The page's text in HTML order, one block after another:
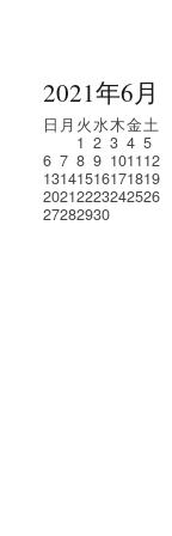
2021年6月
日 月 火水木金土
1 2 3 4 5
6 7 8 9 101112
13141516171819
20212223242526
27282930